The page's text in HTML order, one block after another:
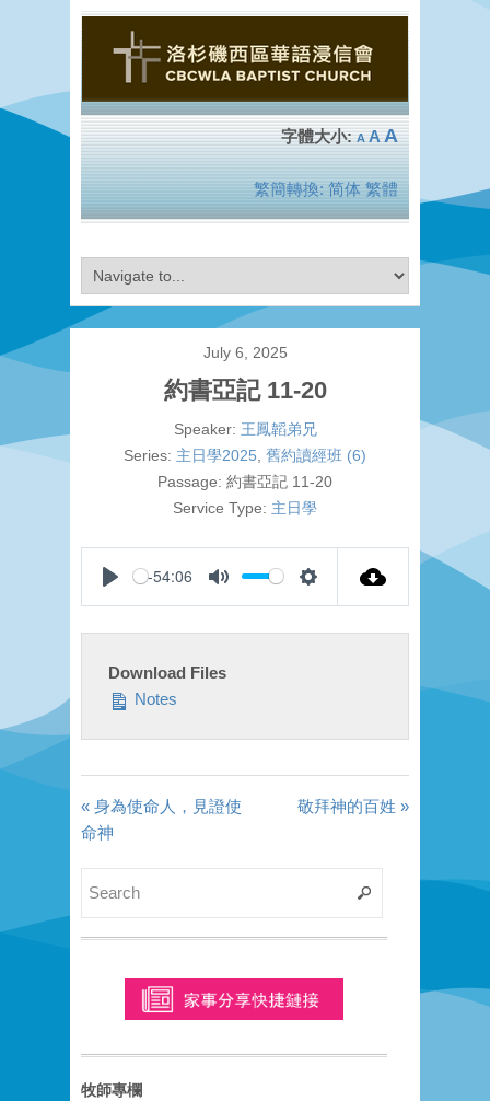
A A A
繁簡轉換: 简体 繁體
July 6, 2025
約書亞記 11-20
Speaker: 王鳳韜弟兄
Series: 主日學2025 舊約讀經班 (6)
Passage: 約書亞記 11-20
Service Type: 主日學
Play
-54:06
Mute Settings
Download Files
Notes
« 身為使命人，見證使
命神
敬拜神的百姓 »
牧師專欄